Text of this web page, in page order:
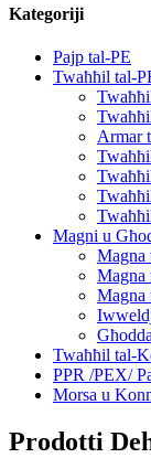
Kategoriji
Pajp tal-PE
Twaħħil tal-
Armar
Magni u
Magna
Magna
Magna
Twaħħil tal-
PPR /PEX/
Morsa u
Prodotti